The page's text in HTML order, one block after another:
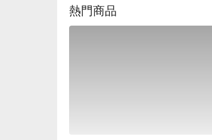
人均消費：均消 TWD 400
適合情境：日常餐廳、家庭聚餐、
熱門商品